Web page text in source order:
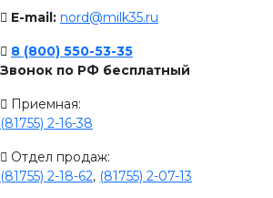
E-mail: nord@milk35.ru
8 (800) 550-53-35
Звонок по РФ бесплатный
Приемная:
(81755) 2-16-38
Отдел продаж:
(81755) 2-18-62, (81755) 2-07-13